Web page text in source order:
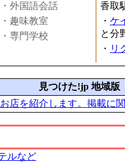
・外国語会話
・趣味教室
・専門学校
香取
・ ケ
と分
・ リ
見つけた!jp 地域版
店を紹介します。掲載に
ルなど